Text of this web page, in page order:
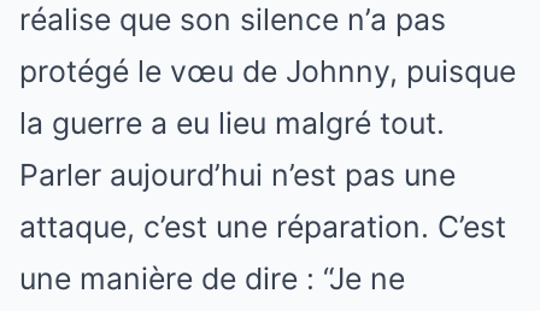
réalise que son silence n’a pas
protégé le vœu de Johnny, puisque
la guerre a eu lieu malgré tout.
Parler aujourd’hui n’est pas une
attaque, c’est une réparation. C’est
une manière de dire : “Je ne